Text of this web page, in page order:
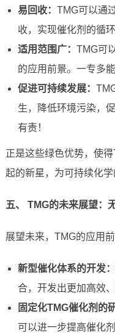
易回收： TMG可以通
收，实现催化剂的循
适用范围广： TMG可
的应用前景。一专多
促进可持续发展：
生，降低环境污染，
有责！
正是这些绿色优势，使
起的新星，为可持续化学
五、 TMG的未来展望：
展望未来，TMG的应用前
新型催化体系的开发：
合，开发出更加高效
固定化TMG催化剂的
可以进一步提高催化